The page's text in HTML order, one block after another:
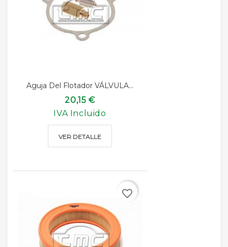
Aguja Del Flotador VÁLVULA...
20,15 €
IVA Incluido
VER DETALLE
favorite_border